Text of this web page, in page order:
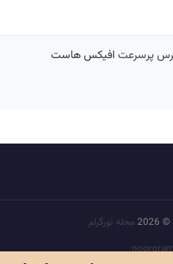
پرسرعت افیکس هاست
مجله نورگرام